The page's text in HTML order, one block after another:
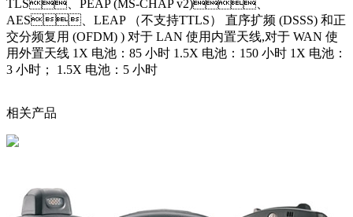
TLS、PEAP (MS-CHAP v2)、
AES、LEAP （不支持TTLS） 直序扩频 (DSSS) 和正
交分频复用 (OFDM) ) 对于 LAN 使用内置天线,对于 WAN 使
用外置天线 1X 电池：85 小时 1.5X 电池：150 小时 1X 电池：
3 小时； 1.5X 电池：5 小时
相关产品